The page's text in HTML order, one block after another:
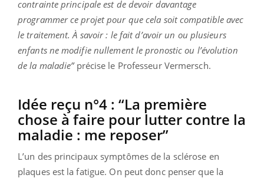
contrainte principale est de devoir davantage
programmer ce projet pour que cela soit compatible avec
le traitement. À savoir : le fait d’avoir un ou plusieurs
enfants ne modifie nullement le pronostic ou l’évolution
de la maladie”précise le Professeur Vermersch.
Idée reçu n°4 : “La première
chose à faire pour lutter contre la
maladie : me reposer”
L’un des principaux symptômes de la sclérose en
plaques est la fatigue. On peut donc penser que la